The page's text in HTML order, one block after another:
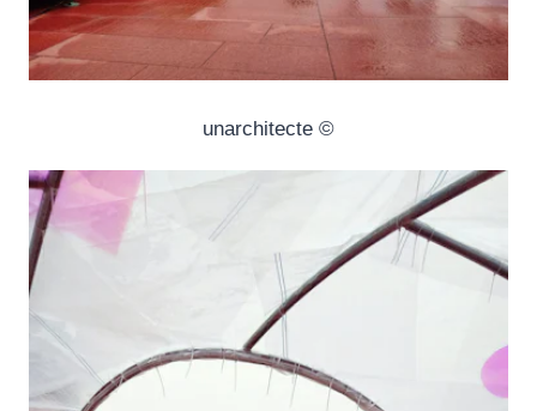
© unarchitecte